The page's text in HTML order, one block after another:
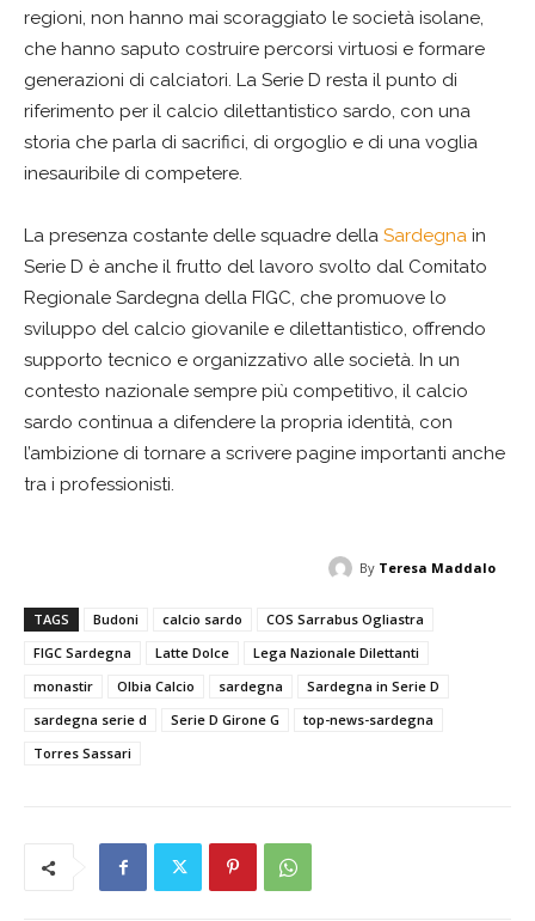
regioni, non hanno mai scoraggiato le società isolane,
che hanno saputo costruire percorsi virtuosi e formare
generazioni di calciatori. La Serie D resta il punto di
riferimento per il calcio dilettantistico sardo, con una
storia che parla di sacrifici, di orgoglio e di una voglia
inesauribile di competere.
La presenza costante delle squadre della Sardegna in
Serie D è anche il frutto del lavoro svolto dal Comitato
Regionale Sardegna della FIGC, che promuove lo
sviluppo del calcio giovanile e dilettantistico, offrendo
supporto tecnico e organizzativo alle società. In un
contesto nazionale sempre più competitivo, il calcio
sardo continua a difendere la propria identità, con
l’ambizione di tornare a scrivere pagine importanti anche
tra i professionisti.
By Teresa Maddalo
TAGS Budoni calcio sardo
COS Sarrabus Ogliastra
FIGC Sardegna
Latte Dolce
Lega Nazionale Dilettanti
monastir
Olbia Calcio sardegna
Sardegna in Serie D
sardegna serie d
Serie D Girone G
top-news-sardegna
Torres Sassari